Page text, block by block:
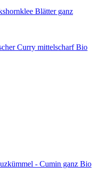
Blätter ganz
Curry mittelscharfBio
- Cumin ganz Bio